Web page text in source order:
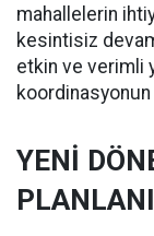
mahallelerin
kesintisiz
etkin ve verimli
YENİ